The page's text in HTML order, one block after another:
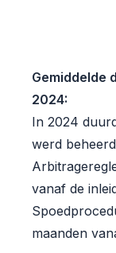
Gemiddelde
2024:
In 2024
werd
vanaf de
maanden